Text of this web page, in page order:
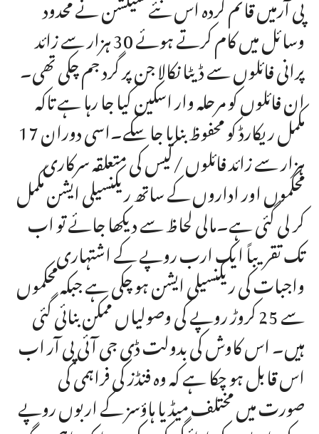
وسائل میں کام کرتے ہوئے 30 ہزار سے زائد
پرانی فائلوں سے ڈیٹا نکالا جن پر گرد جم چکی تھی۔
ان فائلوں کو مرحلہ وار اسکین کیا جا رہا ہے تاکہ
مکمل ریکارڈ کو محفوظ بنایا جا سکے۔اسی دوران 17
ہزار سے زائد فائلوں /کیس کی متعلقہ سرکاری
محکموں اور اداروں کے ساتھ ریکنسیلی ایشن مکمل
کر لی گئی ہے۔مالی لحاظ سے دیکھا جائے تو اب
تک تقریباً ایک ارب روپے کے اشتہاری
واجبات کی ریکنسیلی ایشن ہو چکی ہے جبکہ محکموں
سے 25 کروڑ روپے کی وصولیاں ممکن بنائی گئی
ہیں۔ اس کاوش کی بدولت ڈی جی آئی پی آر اب
اس قابل ہو چکا ہے کہ وہ فنڈز کی فراہمی کی
صورت میں مختلف میڈیا ہاؤسز کے اربوں روپے